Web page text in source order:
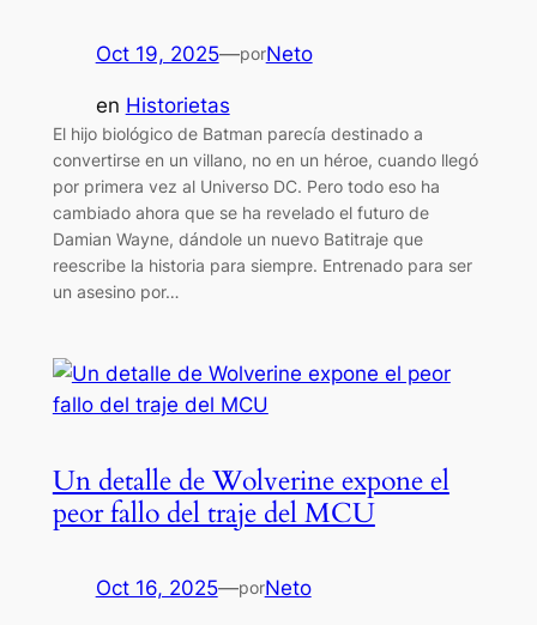
Oct 19, 2025—porNeto
en Historietas
El hijo biológico de Batman parecía destinado a
convertirse en un villano, no en un héroe, cuando llegó
por primera vez al Universo DC. Pero todo eso ha
cambiado ahora que se ha revelado el futuro de
Damian Wayne, dándole un nuevo Batitraje que
reescribe la historia para siempre. Entrenado para ser
un asesino por…
Un detalle de Wolverine expone el
peor fallo del traje del MCU
Oct 16, 2025—porNeto